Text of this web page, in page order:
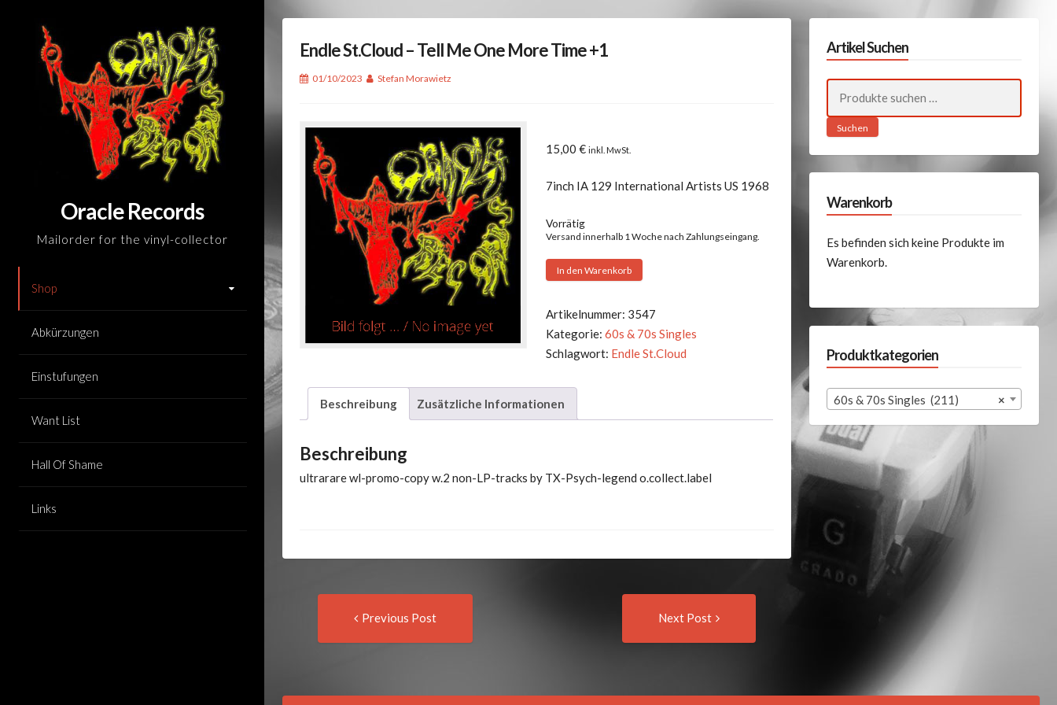
content
Oracle Records
Mailorder for the vinyl-collector
Shop
Abkürzungen
Einstufungen
Want List
Hall Of Shame
Links
Endle St.Cloud – Tell Me One More Time +1
01/10/2023 Stefan Morawietz
15,00€ inkl. MwSt.
7inch IA 129 International Artists US 1968
Vorrätig
Versand innerhalb 1 Woche nach Zahlungseingang.
Endle
-
Tell
Me
More
Time
+1
In den Warenkorb
Artikelnummer: 3547
Kategorie:60s & 70s Singles
Schlagwort: Endle St.Cloud
Beschreibung Zusätzliche Informationen
Beschreibung
ultrarare wl-promo-copy w.2 non-LP-tracks by TX-Psych-legend o.collect.label
Post
navigation
Previous Post Next Post
Artikel Suchen
nach:
Suchen
Warenkorb
Es befinden sich keine Produkte im
Warenkorb.
Produktkategorien
×
60s & 70s Singles (211)